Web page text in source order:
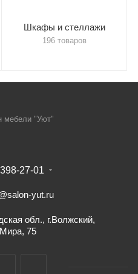
Шкафы и стеллажи
196 товаров
мебели "Уют"
27-01
yut.ru
обл., г.Волжский,
75